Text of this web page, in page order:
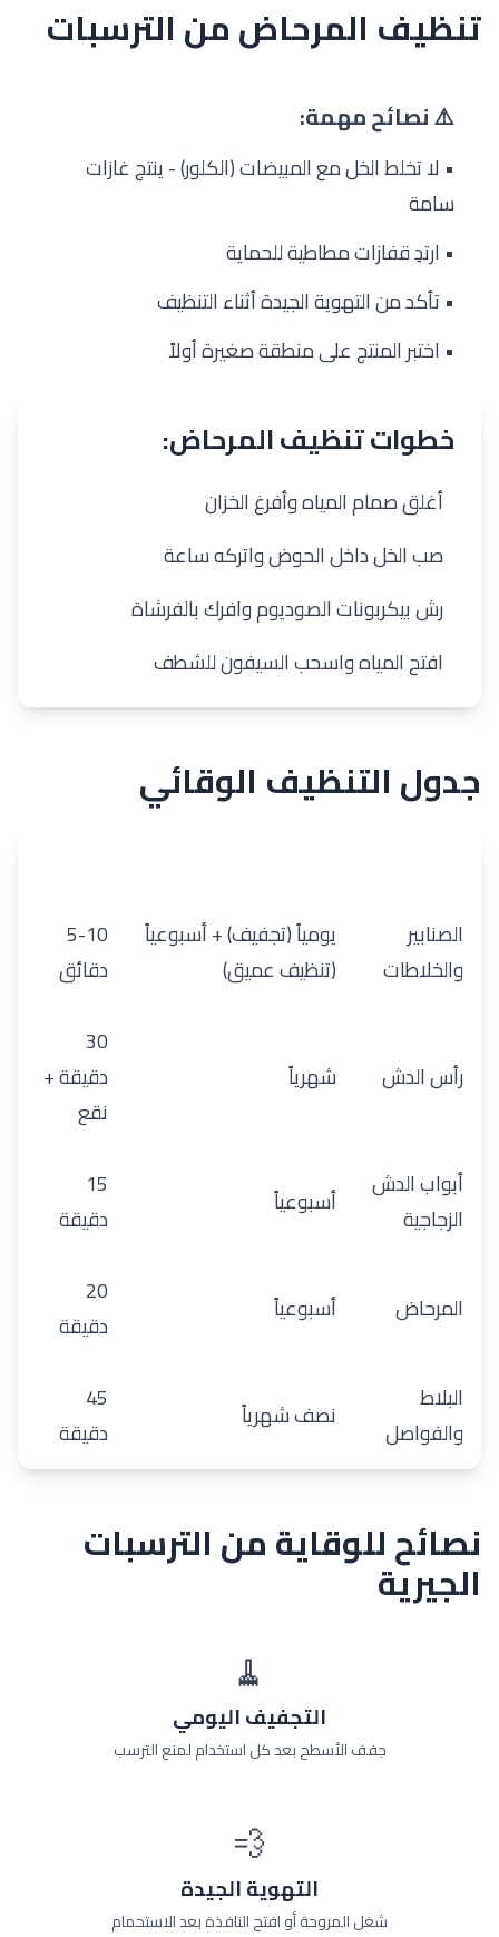
تنظيف المرحاض من الترسبات
⚠️ نصائح مهمة:
• لا تخلط الخل مع المبيضات (الكلور) - ينتج غازات
سامة
• ارتدِ قفازات مطاطية للحماية
• تأكد من التهوية الجيدة أثناء التنظيف
• اختبر المنتج على منطقة صغيرة أولاً
خطوات تنظيف المرحاض:
أغلق صمام المياه وأفرغ الخزان
صب الخل داخل الحوض واتركه ساعة
رش بيكربونات الصوديوم وافرك بالفرشاة
افتح المياه واسحب السيفون للشطف
جدول التنظيف الوقائي
الصنابير
والخلاطات
يومياً (تجفيف) + أسبوعياً
(تنظيف عميق)
5-10
دقائق
رأس الدش شهرياً
30
دقيقة +
نقع
أبواب الدش
الزجاجية
أسبوعياً
15
دقيقة
المرحاض أسبوعياً
20
دقيقة
البلاط
والفواصل
نصف شهرياً
45
دقيقة
نصائح للوقاية من الترسبات
الجيرية
🧹
التجفيف اليومي
جفف الأسطح بعد كل استخدام لمنع الترسب
💨
التهوية الجيدة
شغل المروحة أو افتح النافذة بعد الاستحمام